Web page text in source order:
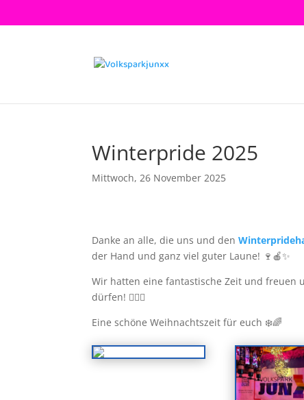
Winterpride 2025
Mittwoch, 26 November 2025
Danke an alle, die uns und den
der Hand und ganz viel guter Laune! 🍷🍎✨
Wir hatten eine fantastische Zeit und freuen
dürfen! 🏳️‍🌈💖
Eine schöne Weihnachtszeit für euch ❄️🌈